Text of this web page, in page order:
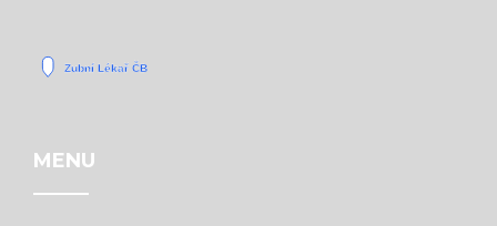
MENU